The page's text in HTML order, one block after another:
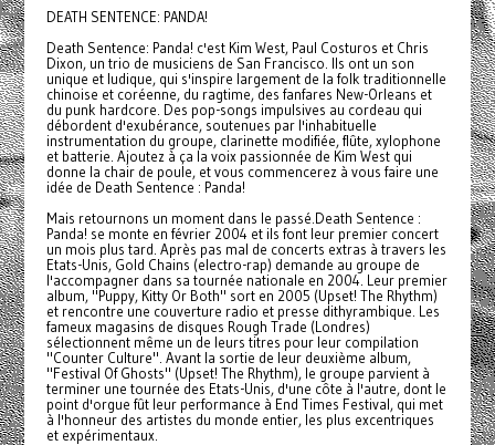
DEATH SENTENCE: PANDA!
Death Sentence: Panda! c'est Kim West, Paul Costuros et Chris
Dixon, un trio de musiciens de San Francisco. Ils ont un son
unique et ludique, qui s'inspire largement de la folk traditionnelle
chinoise et coréenne, du ragtime, des fanfares New-Orleans et
du punk hardcore. Des pop-songs impulsives au cordeau qui
débordent d'exubérance, soutenues par l'inhabituelle
instrumentation du groupe, clarinette modifiée, flûte, xylophone
et batterie. Ajoutez à ça la voix passionnée de Kim West qui
donne la chair de poule, et vous commencerez à vous faire une
idée de Death Sentence : Panda!
Mais retournons un moment dans le passé.Death Sentence :
Panda! se monte en février 2004 et ils font leur premier concert
un mois plus tard. Après pas mal de concerts extras à travers les
Etats-Unis, Gold Chains (electro-rap) demande au groupe de
l'accompagner dans sa tournée nationale en 2004. Leur premier
album, "Puppy, Kitty Or Both" sort en 2005 (Upset! The Rhythm)
et rencontre une couverture radio et presse dithyrambique. Les
fameux magasins de disques Rough Trade (Londres)
sélectionnent même un de leurs titres pour leur compilation
"Counter Culture". Avant la sortie de leur deuxième album,
"Festival Of Ghosts" (Upset! The Rhythm), le groupe parvient à
terminer une tournée des Etats-Unis, d'une côte à l'autre, dont le
point d'orgue fût leur performance à End Times Festival, qui met
à l'honneur des artistes du monde entier, les plus excentriques
et expérimentaux.